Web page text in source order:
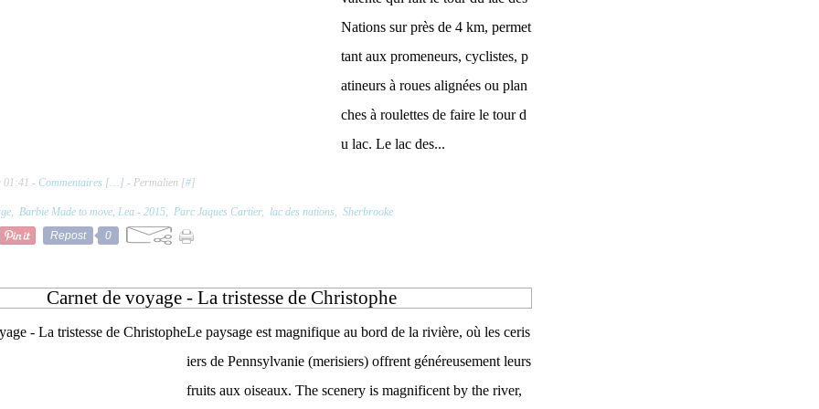
Nations sur près de 4 km, permet
tant aux promeneurs, cyclistes, p
atineurs à roues alignées ou plan
ches à roulettes de faire le tour d
u lac. Le lac des...
01:41 - Commentaires [… ] - Permalien [#]
, Barbie Made to move, Lea - 2015, Parc Jaques Cartier, lac des nations, Sherbrooke
Repost
0
Carnet de voyage - La tristesse de Christophe
Le paysage est magnifique au bord de la rivière, où les ceris
iers de Pennsylvanie (merisiers) offrent généreusement leurs
fruits aux oiseaux. The scenery is magnificent by the river,